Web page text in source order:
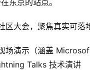
东京的站点。
大会，聚焦真实可落
场演示（涵盖
Talks 技术演讲